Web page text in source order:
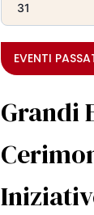
31
EVENTI
Grandi